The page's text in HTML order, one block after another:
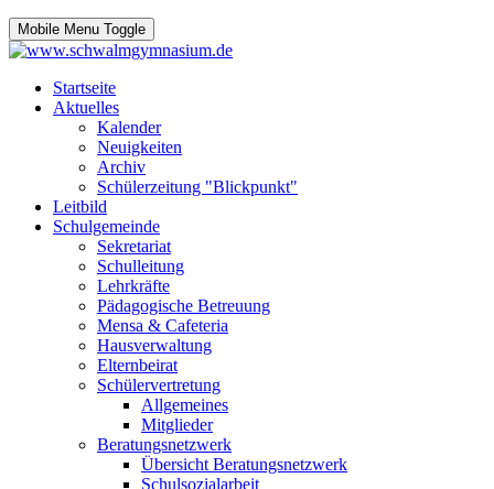
Mobile Menu Toggle
Startseite
Aktuelles
Kalender
Neuigkeiten
Archiv
Schülerzeitung "Blickpunkt"
Leitbild
Schulgemeinde
Sekretariat
Schulleitung
Lehrkräfte
Pädagogische Betreuung
Mensa & Cafeteria
Hausverwaltung
Elternbeirat
Schülervertretung
Allgemeines
Mitglieder
Beratungsnetzwerk
Übersicht Beratungsnetzwerk
Schulsozialarbeit